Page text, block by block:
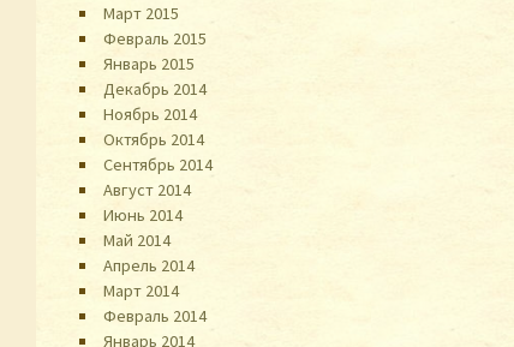
Март 2015
Февраль 2015
Январь 2015
Декабрь 2014
Ноябрь 2014
Октябрь 2014
Сентябрь 2014
Август 2014
Июнь 2014
Май 2014
Апрель 2014
Март 2014
Февраль 2014
Январь 2014